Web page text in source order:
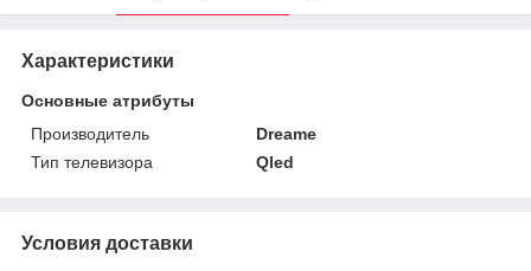
Характеристики
Основные атрибуты
Производитель
Dreame
Тип телевизора
Qled
Условия доставки